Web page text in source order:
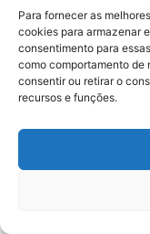
Para fornecer as
cookies para armazenar
consentimento para
como comportamento de
consentir ou retirar o
recursos e funções.
Brasil:
753 casos
antes das